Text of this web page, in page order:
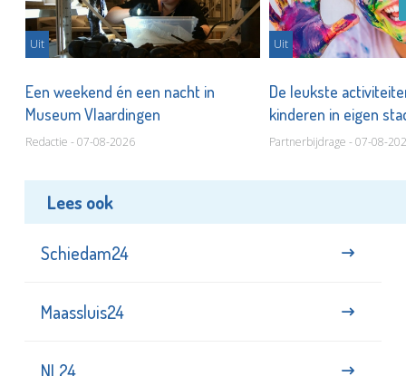
Uit
Een weekend én een nacht in
Museum Vlaardingen
Redactie - 07-08-2026
Uit
De leukste
kinderen in eigen
Partnerbijdrage - 07-08-
Lees ook
Schiedam24
Maassluis24
NL24